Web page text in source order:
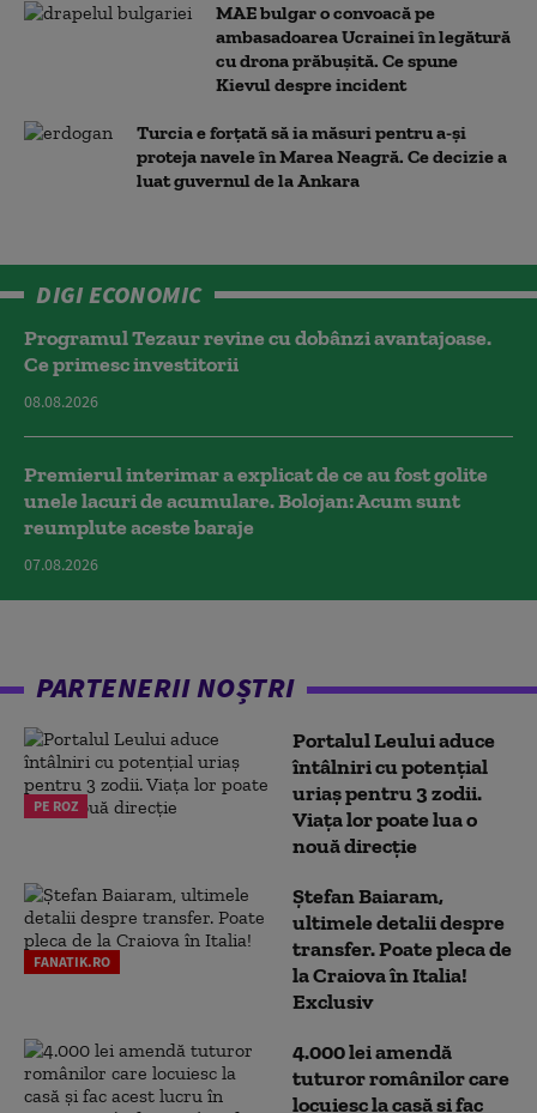
MAE bulgar o convoacă pe
ambasadoarea Ucrainei în legătură
cu drona prăbuşită. Ce spune
Kievul despre incident
Turcia e forțată să ia măsuri pentru a-și
proteja navele în Marea Neagră. Ce decizie a
luat guvernul de la Ankara
DIGI ECONOMIC
Programul Tezaur revine cu dobânzi avantajoase.
Ce primesc investitorii
08.08.2026
Premierul interimar a explicat de ce au fost golite
unele lacuri de acumulare. Bolojan: Acum sunt
reumplute aceste baraje
07.08.2026
PARTENERII NOȘTRI
PE ROZ
Portalul Leului aduce
întâlniri cu potențial
uriaș pentru 3 zodii.
Viața lor poate lua o
nouă direcție
FANATIK.RO
Ștefan Baiaram,
ultimele detalii despre
transfer. Poate pleca de
la Craiova în Italia!
Exclusiv
4.000 lei amendă
tuturor românilor care
locuiesc la casă și fac